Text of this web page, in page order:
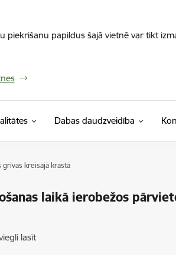
papildus šajā vietnē var tikt
Dabas daudzveidība
grīvas kreisajā krastā
laikā ierobežos
lasīt